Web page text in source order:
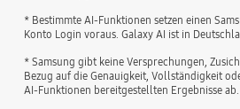
* Bestimmte AI-Funktionen setzen einen
Konto Login voraus. Galaxy AI ist in
* Samsung gibt keine Versprechungen,
Bezug auf die Genauigkeit, Vollständigkeit
AI-Funktionen bereitgestellten Ergebnisse ab.